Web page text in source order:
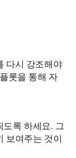
다시 강조해야
롯을 통해 자
록 하세요. 그
보여주는 것이